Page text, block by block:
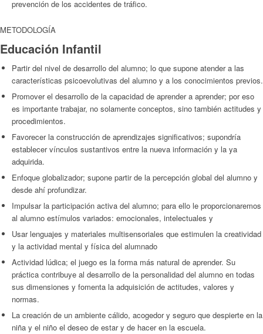
prevención de los accidentes de tráfico.
METODOLOGÍA
Educación Infantil
Partir del nivel de desarrollo del alumno; lo que supone atender a las
características psicoevolutivas del alumno y a los conocimientos previos.
Promover el desarrollo de la capacidad de aprender a aprender; por eso
es importante trabajar, no solamente conceptos, sino también actitudes y
procedimientos.
Favorecer la construcción de aprendizajes significativos; supondría
establecer vínculos sustantivos entre la nueva información y la ya
adquirida.
Enfoque globalizador; supone partir de la percepción global del alumno y
desde ahí profundizar.
Impulsar la participación activa del alumno; para ello le proporcionaremos
al alumno estímulos variados: emocionales, intelectuales y
Usar lenguajes y materiales multisensoriales que estimulen la creatividad
y la actividad mental y física del alumnado
Actividad lúdica; el juego es la forma más natural de aprender. Su
práctica contribuye al desarrollo de la personalidad del alumno en todas
sus dimensiones y fomenta la adquisición de actitudes, valores y
normas.
La creación de un ambiente cálido, acogedor y seguro que despierte en la
niña y el niño el deseo de estar y de hacer en la escuela.